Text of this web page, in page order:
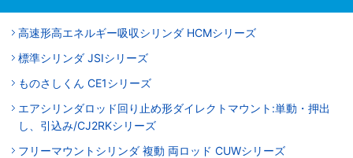
高速形高エネルギー吸収シリンダ HCMシリーズ
標準シリンダ JSIシリーズ
ものさしくん CE1シリーズ
エアシリンダロッド回り止め形ダイレクトマウント:単動・押出
し、引込み/CJ2RKシリーズ
フリーマウントシリンダ 複動 両ロッド CUWシリーズ